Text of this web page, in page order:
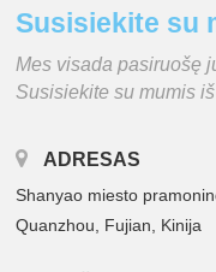
Susisiekite su
Mes visada pasiruošę
Susisiekite su mumis
ADRESAS
Shanyao miesto
Quanzhou, Fujian, Kinija